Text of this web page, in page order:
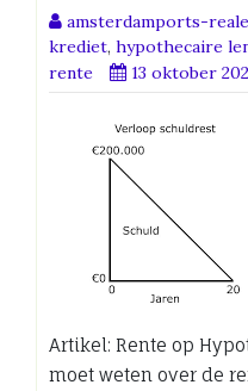
amsterdamports-
krediet, hypothecaire
rente
13 oktober
Artikel: Rente op
moet weten over de